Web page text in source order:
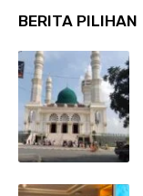
BERITA PILIHAN